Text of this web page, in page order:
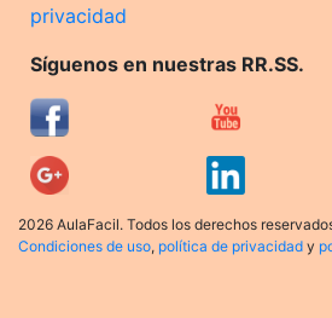
privacidad
Síguenos en nuestras RR.SS.
2026 AulaFacil. Todos los derechos
Condiciones de uso, política de privacidad y